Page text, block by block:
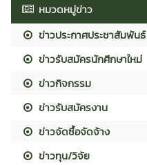
หมวดหมู่ข่าว
ข่าวประกาศประชาสัมพันธ์
ข่าวรับสมัครนักศึกษาใหม่
ข่าวกิจกรรม
ข่าวรับสมัครงาน
ข่าวจัดซื้อจัดจ้าง
ข่าวทุน/วิจัย